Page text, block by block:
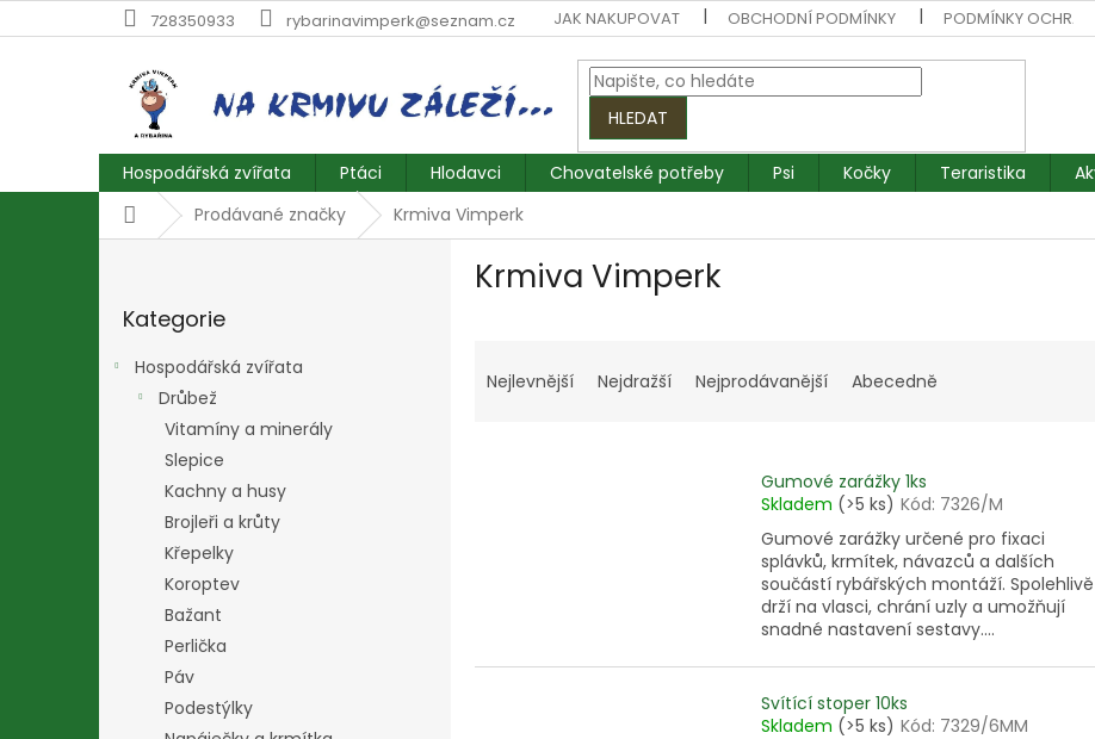
na
728350933 rybarinavimperk@seznam.cz JAK NAKUPOVAT OBCHODNÍ PODMÍNKY PODMÍNKY
HLEDAT
Hospodářská zvířata Ptáci Hlodavci Chovatelské potřeby Psi Kočky Teraristika
DomůProdávané značky Krmiva Vimperk
kategorie
Kategorie
Hospodářská zvířata
Drůbež
Vitamíny a minerály
Slepice
Kachny a husy
Brojleři a krůty
Křepelky
Koroptev
Bažant
Perlička
Páv
Podestýlky
Krmiva Vimperk
a
t
Nejlevnější Nejdražší Nejprodávanější Abecedně
d
Gumové zarážky 1ks
Skladem (>5 ks) Kód: 7326/M
Gumové zarážky určené pro fixaci
splávků, krmítek, návazců a dalších
součástí rybářských montáží. Spolehlivě
drží na vlasci, chrání uzly a umožňují
snadné nastavení sestavy....
Svítící stoper 10ks
Skladem (>5 ks) Kód: 7329/6MM